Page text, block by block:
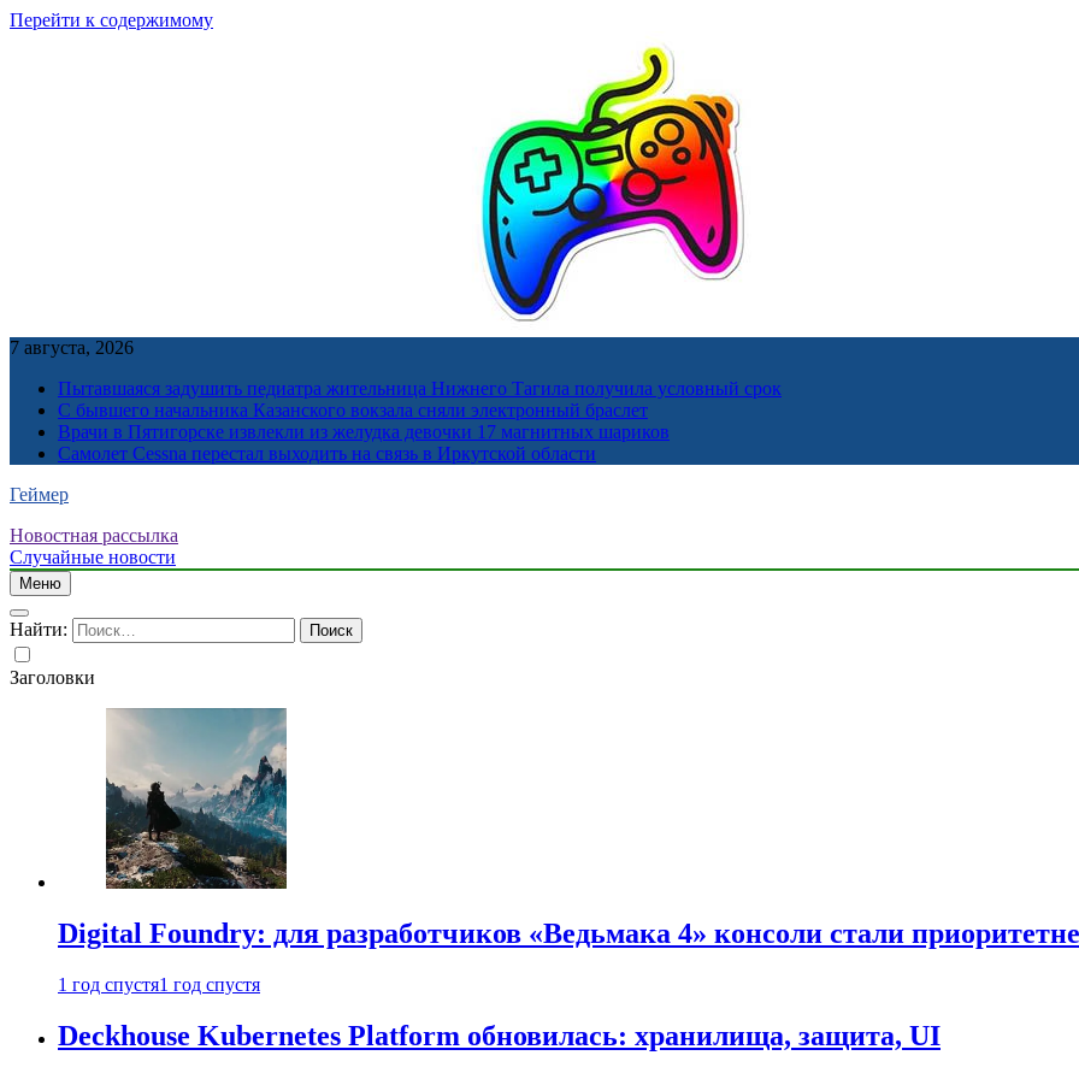
Перейти к содержимому
7 августа, 2026
Пытавшаяся задушить педиатра жительница Нижнего Тагила получила условный срок
С бывшего начальника Казанского вокзала сняли электронный браслет
Врачи в Пятигорске извлекли из желудка девочки 17 магнитных шариков
Самолет Cessna перестал выходить на связь в Иркутской области
Геймер
Новостная рассылка
Случайные новости
Меню
Найти:
Заголовки
Digital Foundry: для разработчиков «Ведьмака 4» консоли стали
1 год спустя1 год спустя
Deckhouse Kubernetes Platform обновилась: хранилища, защита, UI